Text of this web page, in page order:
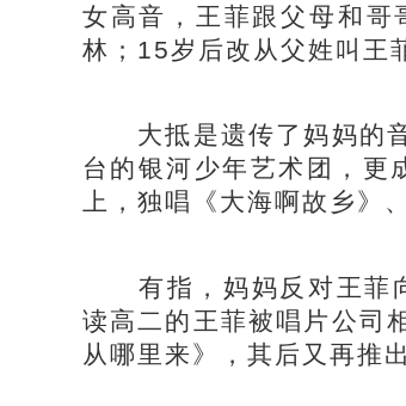
女高音，王菲跟父母和
林；15岁后改从父姓叫王
大抵是遗传了妈妈的音
台的银河少年艺术团，更
上，独唱《大海啊故乡》
有指，妈妈反对王菲向
读高二的王菲被唱片公司
从哪里来》，其后又再推